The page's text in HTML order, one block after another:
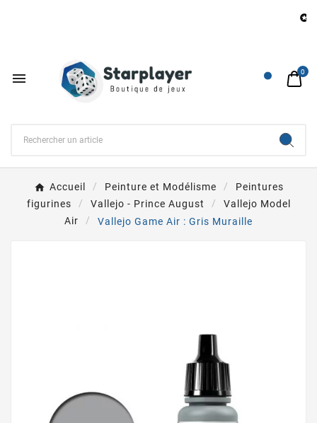

 0
Accueil Peinture et Modélisme
Peintures
figurines
Vallejo - Prince August
Vallejo Model
Air
Vallejo Game Air : Gris Muraille